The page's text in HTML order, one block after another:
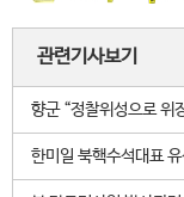
관련기사보기
향군 “정찰위성으로 위
한미일 북핵수석대표